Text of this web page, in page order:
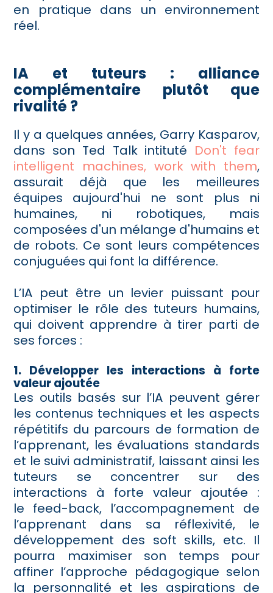
en pratique dans un environnement
réel.
IA et tuteurs : alliance
complémentaire plutôt que
rivalité ?
Il y a quelques années, Garry Kasparov,
dans son Ted Talk intituté Don't fear
intelligent machines, work with them,
assurait déjà que les meilleures
équipes aujourd'hui ne sont plus ni
humaines, ni robotiques, mais
composées d'un mélange d'humains et
de robots. Ce sont leurs compétences
conjuguées qui font la différence.
L’IA peut être un levier puissant pour
optimiser le rôle des tuteurs humains,
qui doivent apprendre à tirer parti de
ses forces :
1. Développer les interactions à forte
valeur ajoutée
Les outils basés sur l’IA peuvent gérer
les contenus techniques et les aspects
répétitifs du parcours de formation de
l’apprenant, les évaluations standards
et le suivi administratif, laissant ainsi les
tuteurs se concentrer sur des
interactions à forte valeur ajoutée :
le feed-back, l’accompagnement de
l’apprenant dans sa réflexivité, le
développement des soft skills, etc. Il
pourra maximiser son temps pour
affiner l’approche pédagogique selon
la personnalité et les aspirations de